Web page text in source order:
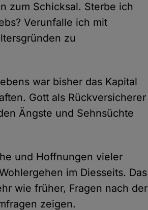
zum Schicksal. Sterbe ich
Verunfalle ich mit
zu
war bisher das Kapital
Gott als Rückversicherer
Ängste und Sehnsüchte
und Hoffnungen vieler
im Diesseits. Das
wie früher, Fragen nach der
zeigen.